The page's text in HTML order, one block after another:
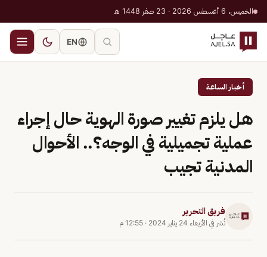
الخميس، 6 أغسطس 2026 · 23 صفر 1448 هـ
EN
أخبار الساعة
هل يلزم تغيير صورة الهوية حال إجراء
عملية تجميلية في الوجه؟.. الأحوال
المدنية تجيب
فريق التحرير
نُشر في الأربعاء 24 يناير 2024 · 12:55 م